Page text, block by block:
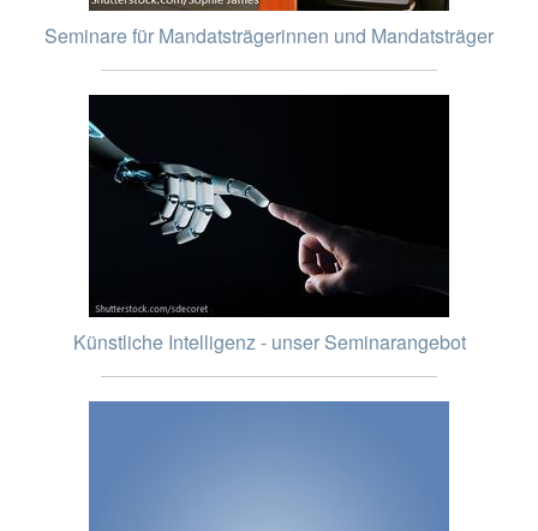
Seminare für Mandatsträgerinnen und Mandatsträger
Künstliche Intelligenz - unser Seminarangebot